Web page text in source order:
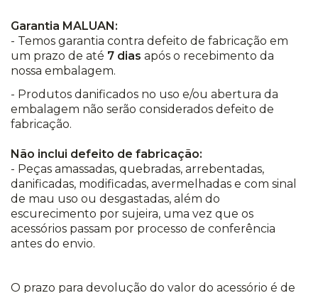
Garantia MALUAN:
- Temos garantia contra defeito de fabricação em
um prazo de até 7 dias após o recebimento da
nossa embalagem.
- Produtos danificados no uso e/ou abertura da
embalagem não serão considerados defeito de
fabricação.
Não inclui defeito de fabricação:
- Peças amassadas, quebradas, arrebentadas,
danificadas, modificadas, avermelhadas e com sinal
de mau uso ou desgastadas, além do
escurecimento por sujeira, uma vez que os
acessórios passam por processo de conferência
antes do envio.
O prazo para devolução do valor do acessório é de